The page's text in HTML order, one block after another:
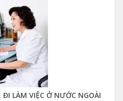
LÀM VIỆC Ở NƯỚC NGOÀI